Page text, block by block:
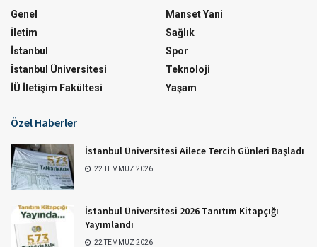
Genel
İletim
İstanbul
İstanbul Üniversitesi
İÜ İletişim Fakültesi
Manset Yani
Sağlık
Spor
Teknoloji
Yaşam
Özel Haberler
İstanbul Üniversitesi Ailece Tercih Günleri Başladı
22 TEMMUZ 2026
İstanbul Üniversitesi 2026 Tanıtım Kitapçığı
Yayımlandı
22 TEMMUZ 2026